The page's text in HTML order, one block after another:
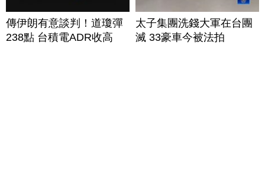
傳伊朗有意談判！道瓊彈
238點 台積電ADR收高
太子集團洗錢大軍在台團
滅 33豪車今被法拍